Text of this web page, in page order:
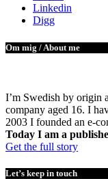
Linkedin
Digg
Om mig / About me
I’m Swedish by origin
company aged 16. I
2003 I founded an e-
Today I am a
Get the full story
Let’s keep in touch